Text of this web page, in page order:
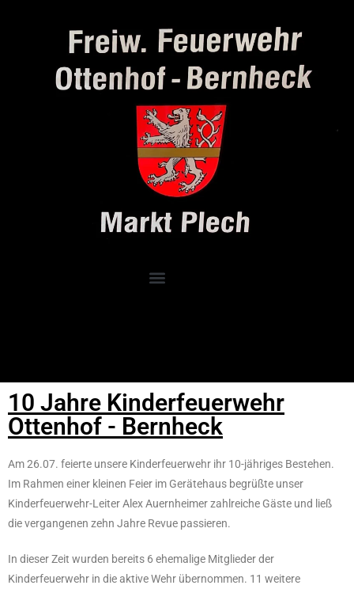
10 Jahre Kinderfeuerwehr
Ottenhof - Bernheck
Am 26.07. feierte unsere Kinderfeuerwehr ihr 10-jähriges Bestehen.
Im Rahmen einer kleinen Feier im Gerätehaus begrüßte unser
Kinderfeuerwehr-Leiter Alex Auernheimer zahlreiche Gäste und ließ
die vergangenen zehn Jahre Revue passieren.
In dieser Zeit wurden bereits 6 ehemalige Mitglieder der
Kinderfeuerwehr in die aktive Wehr übernommen. 11 weitere